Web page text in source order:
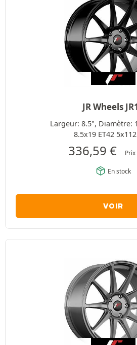
JR Wheels
Largeur: 8.5", Diamètre:
8.5x19 ET42
336,59 €
En stock
VOIR